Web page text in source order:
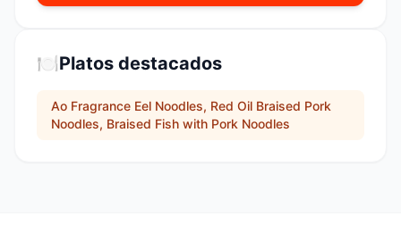
🍽️Platos destacados
Ao Fragrance Eel Noodles, Red Oil Braised Pork
Noodles, Braised Fish with Pork Noodles